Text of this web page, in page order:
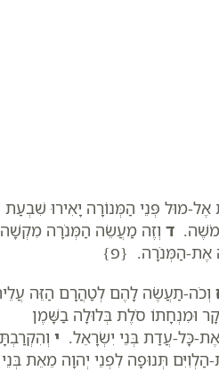
מוּל פְּנֵי הַמְּנוֹרָה יָאִירוּ שִׁבְעַת
מֹשֶׁה. ד וְזֶה מַעֲשֵׂה הַמְּנֹרָה מִקְשָׁה
אֶת-הַמְּנֹרָה. {פ}
וְכֹה-תַעֲשֶׂה לָהֶם לְטַהֲרָם הַזֵּה
וּמִנְחָתוֹ סֹלֶת בְּלוּלָה בַשָּׁמֶן
כָּל-עֲדַת בְּנֵי יִשְׂרָאֵל. י וְהִקְרַבְתָּ
הַלְוִיִּם תְּנוּפָה לִפְנֵי יְהוָה מֵאֵת בְּנֵי